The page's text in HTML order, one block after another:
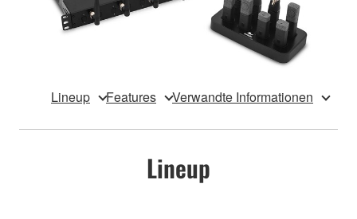
Lineup Features Verwandte Informationen
Lineup